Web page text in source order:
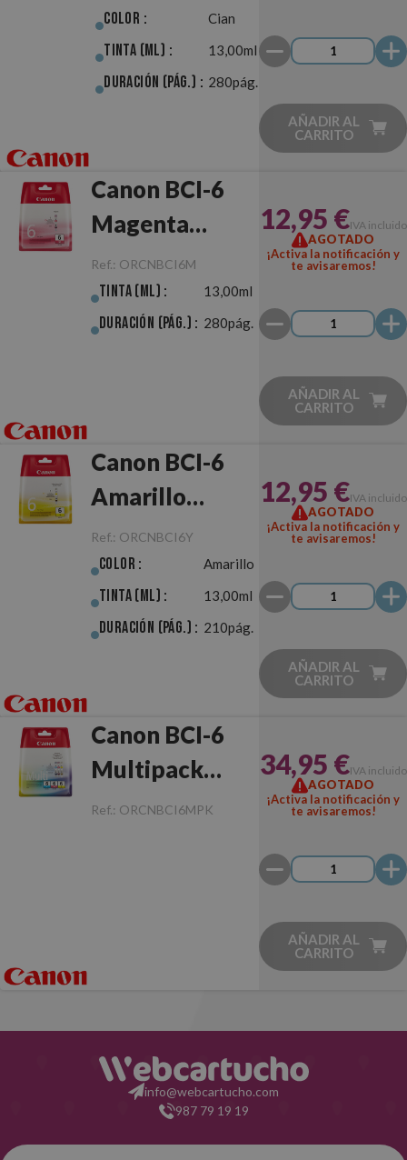
Color : Cian
Tinta (ml) : 13,00ml
Duración (pág.) : 280pág.
AÑADIR AL
CARRITO
Canon BCI-6
Magenta
Original
Ref.: ORCNBCI6M
Tinta (ml) : 13,00ml
Duración (pág.) : 280pág.
12,95 €IVA incluido
AGOTADO
¡Activa la notificación y
te avisaremos!
AÑADIR AL
CARRITO
Canon BCI-6
Amarillo
Original
Ref.: ORCNBCI6Y
Color : Amarillo
Tinta (ml) : 13,00ml
Duración (pág.) : 210pág.
12,95 €IVA incluido
AGOTADO
¡Activa la notificación y
te avisaremos!
AÑADIR AL
CARRITO
Canon BCI-6
Multipack
Original
Ref.: ORCNBCI6MPK
34,95 €IVA incluido
AGOTADO
¡Activa la notificación y
te avisaremos!
AÑADIR AL
CARRITO
info@webcartucho.com
987 79 19 19